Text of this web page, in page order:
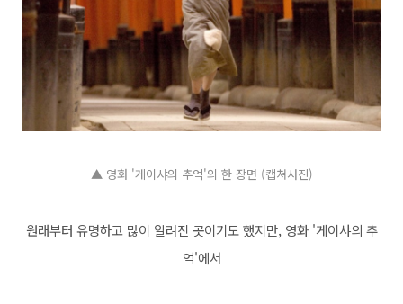
▲ 영화 '게이샤의 추억'의 한 장면 (캡쳐사진)
원래부터 유명하고 많이 알려진 곳이기도 했지만, 영화 '게이샤의 추
억'에서